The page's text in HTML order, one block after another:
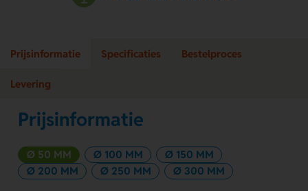
Prijsinformatie Specificaties Bestelproces
Levering
Prijsinformatie
Ø 50 MM Ø 100 MM
Ø 150 MM
Ø 200 MM
Ø 250 MM Ø 300 MM